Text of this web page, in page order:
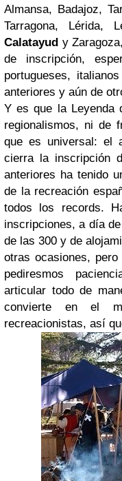
Almansa, Badajoz,
Tarragona, Lérida,
Calatayud y
de inscripción,
portugueses,
anteriores y aún de
Y es que la Leyenda
regionalismos, ni de
que es universal: el
cierra la inscripción
anteriores ha tenido
de la recreación
todos los records.
inscripciones, a día
de las 300 y de
otras ocasiones,
pediresmos
articular todo de
convierte en el
recreacionistas, así